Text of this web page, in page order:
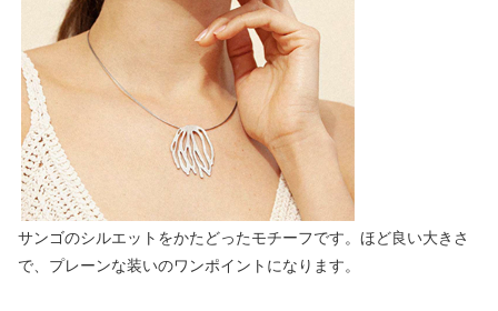
サンゴのシルエットをかたどったモチーフです。ほど良い大きさ
で、プレーンな装いのワンポイントになります。